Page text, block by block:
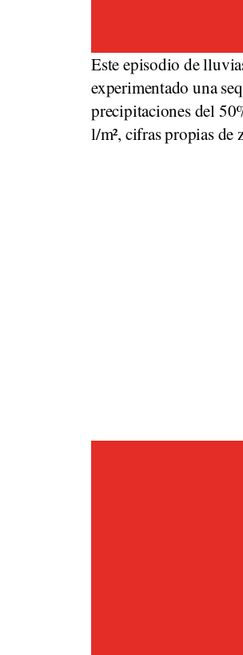
Este episodio de
experimentado una
precipitaciones del
l/m², cifras propias de